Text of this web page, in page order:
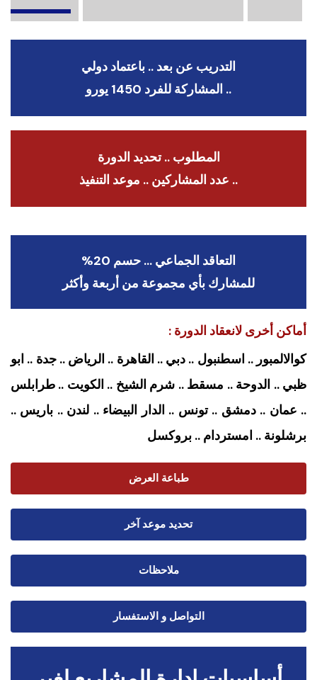
التدريب عن بعد .. باعتماد دولي
.. المشاركة للفرد 1450 يورو
المطلوب .. تحديد الدورة
.. عدد المشاركين .. موعد التنفيذ
التعاقد الجماعي … حسم 20%
للمشارك بأي مجموعة من أربعة وأكثر
أماكن أخرى لانعقاد الدورة :
كوالالمبور .. اسطنبول .. دبي .. القاهرة .. الرياض .. جدة .. ابو
ظبي .. الدوحة .. مسقط .. شرم الشيخ .. الكويت .. طرابلس
.. عمان .. دمشق .. تونس .. الدار البيضاء .. لندن .. باريس ..
برشلونة .. امستردام .. بروكسل
طباعة العرض
تحديد موعد آخر
ملاحظات
التواصل و الاستفسار